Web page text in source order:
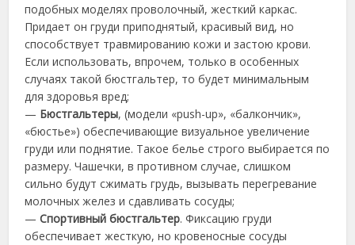
подобных моделях проволочный, жесткий каркас.
Придает он груди приподнятый, красивый вид, но
способствует травмированию кожи и застою крови.
Если использовать, впрочем, только в особенных
случаях такой бюстгальтер, то будет минимальным
для здоровья вред;
— Бюстгальтеры, (модели «push-up», «балкончик»,
«бюстье») обеспечивающие визуальное увеличение
груди или поднятие. Такое белье строго выбирается по
размеру. Чашечки, в противном случае, слишком
сильно будут сжимать грудь, вызывать перегревание
молочных желез и сдавливать сосуды;
—Спортивный бюстгальтер. Фиксацию груди
обеспечивает жесткую, но кровеносные сосуды